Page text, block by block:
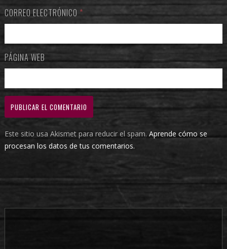
CORREO ELECTRÓNICO *
PÁGINA WEB
Este sitio usa Akismet para reducir el spam. Aprende cómo se
procesan los datos de tus comentarios.